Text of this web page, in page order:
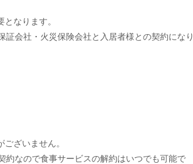
なります。
証会社・火災保険会社と入居者様との契約になり
ざいません。
約なので食事サービスの解約はいつでも可能で